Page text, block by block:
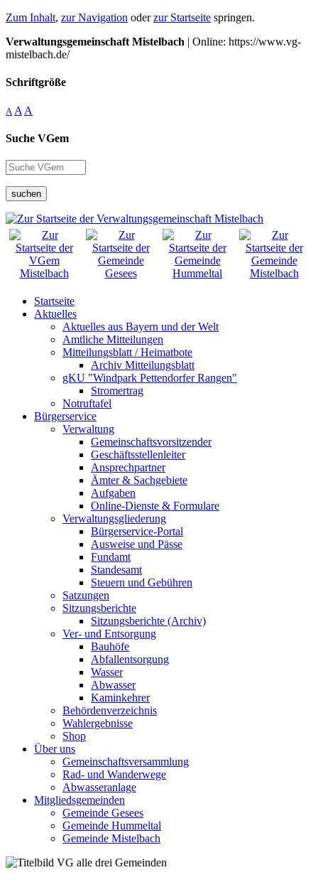
Zum Inhalt, zur Navigation oderzur Startseite springen.
Verwaltungsgemeinschaft Mistelbach | Online: https://www.vg-
mistelbach.de/
Schriftgröße
A A A
Suche VGem
suchen
Startseite
Aktuelles
Aktuelles aus Bayern und der Welt
Amtliche Mitteilungen
Mitteilungsblatt / Heimatbote
Archiv Mitteilungsblatt
gKU "Windpark Pettendorfer Rangen"
Stromertrag
Notruftafel
Bürgerservice
Verwaltung
Gemeinschaftsvorsitzender
Geschäftsstellenleiter
Ansprechpartner
Ämter & Sachgebiete
Aufgaben
Online-Dienste & Formulare
Verwaltungsgliederung
Bürgerservice-Portal
Ausweise und Pässe
Fundamt
Standesamt
Steuern und Gebühren
Satzungen
Sitzungsberichte
Sitzungsberichte (Archiv)
Ver- und Entsorgung
Bauhöfe
Abfallentsorgung
Wasser
Abwasser
Kaminkehrer
Behördenverzeichnis
Wahlergebnisse
Shop
Über uns
Gemeinschaftsversammlung
Rad- und Wanderwege
Abwasseranlage
Mitgliedsgemeinden
Gemeinde Gesees
Gemeinde Hummeltal
Gemeinde Mistelbach